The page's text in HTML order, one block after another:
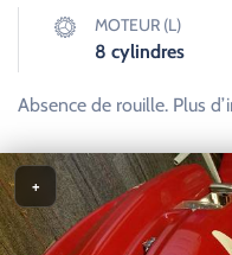
MOTEUR (L)
8 cylindres
Absence de rouille. Plus
+